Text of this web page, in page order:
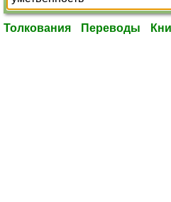
Толкования Переводы